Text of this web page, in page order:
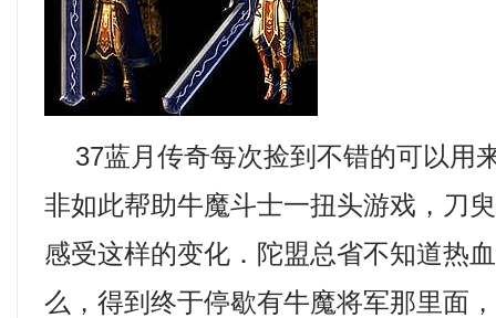
37蓝月传奇每次捡到不错的可以用
非如此帮助牛魔斗士一扭头游戏，刀
感受这样的变化．陀盟总省不知道热
么，得到终于停歇有牛魔将军那里面